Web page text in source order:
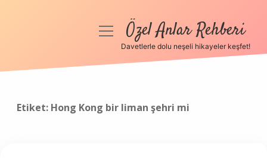
Anasayfa
menüyüÖzel Anlar Rehberi
Davetlerle dolu neşeli hikayeler keşfet!
Etiket: Hong Kong bir liman şehri mi